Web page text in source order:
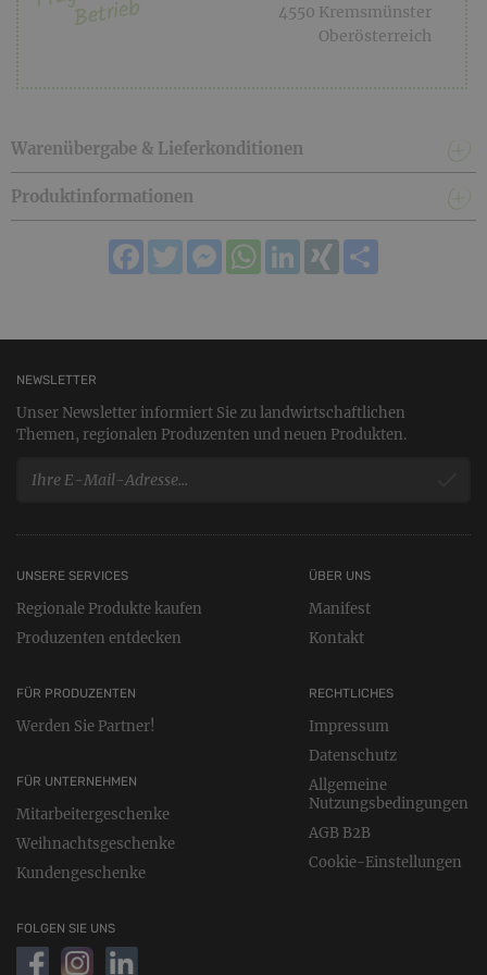
4550 Kremsmünster
Oberösterreich
Betrieb
Warenübergabe & Lieferkonditionen
Produktinformationen
FacebookTwitterMessengerWhatsAppLinkedIn
XING
NEWSLETTER
Unser Newsletter informiert Sie zu landwirtschaftlichen
Themen, regionalen Produzenten und neuen Produkten.
UNSERE SERVICES
Regionale Produkte kaufen
Produzenten entdecken
FÜR PRODUZENTEN
Werden Sie Partner!
FÜR UNTERNEHMEN
Mitarbeitergeschenke
Weihnachtsgeschenke
Kundengeschenke
RECHTLICHES
Impressum
Datenschutz
Allgemeine
Nutzungsbedingungen
AGB B2B
Cookie-Einstellungen
ÜBER UNS
Manifest
Kontakt
FOLGEN SIE UNS